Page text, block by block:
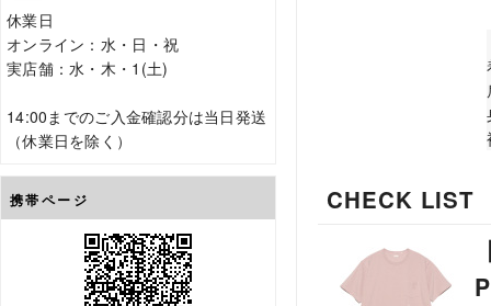
休業日
オンライン：水・日・祝
実店舗：水・木・1(土)
14:00までのご入金確認分は当日発送
（休業日を除く）
携帯ページ CHECK LIST